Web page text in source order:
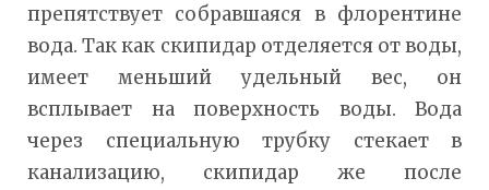
препятствует собравшаяся в флорентине
вода. Так как скипидар отделяется от воды,
имеет меньший удельный вес, он
всплывает на поверхность воды. Вода
через специальную трубку стекает в
канализацию, скипидар же после